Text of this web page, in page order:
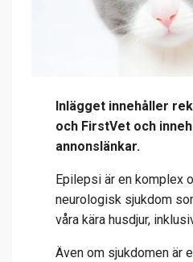
Inlägget innehåller
och FirstVet och
annonslänkar.
Epilepsi är en komplex
neurologisk sjukdom
våra kära husdjur,
Även om sjukdomen är